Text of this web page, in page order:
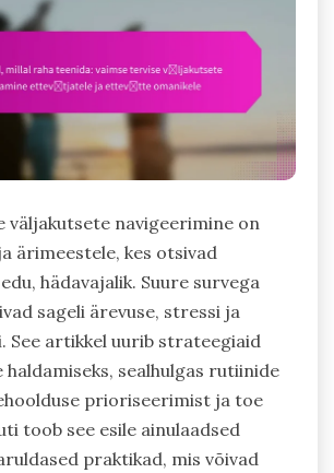
väljakutsete navigeerimine on
ärimeestele, kes otsivad
hädavajalik. Suure survega
sageli ärevuse, stressi ja
See artikkel uurib strateegiaid
haldamiseks, sealhulgas rutiinide
prioriseerimist ja toe
toob see esile ainulaadsed
praktikad, mis võivad